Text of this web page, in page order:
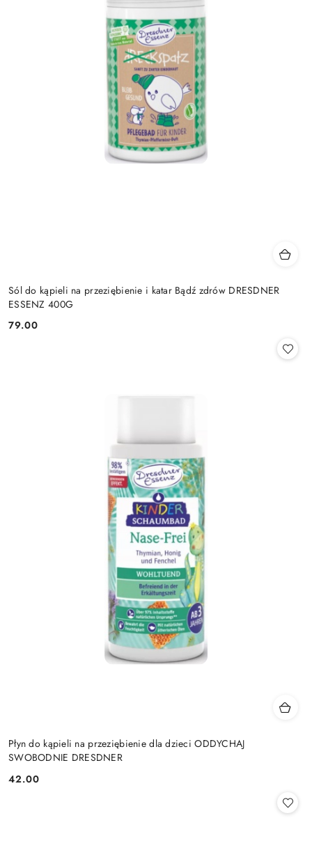
Sól do kąpieli na przeziębienie i katar Bądź zdrów DRESDNER
ESSENZ 400G
Cena:
79.00
Płyn do kąpieli na przeziębienie dla dzieci ODDYCHAJ
SWOBODNIE DRESDNER
Cena:
42.00